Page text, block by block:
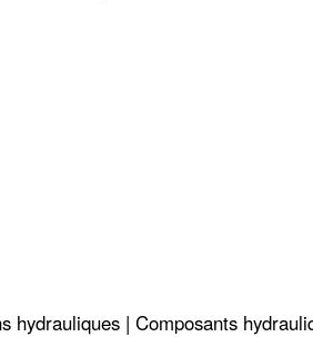
hydrauliques | Composants